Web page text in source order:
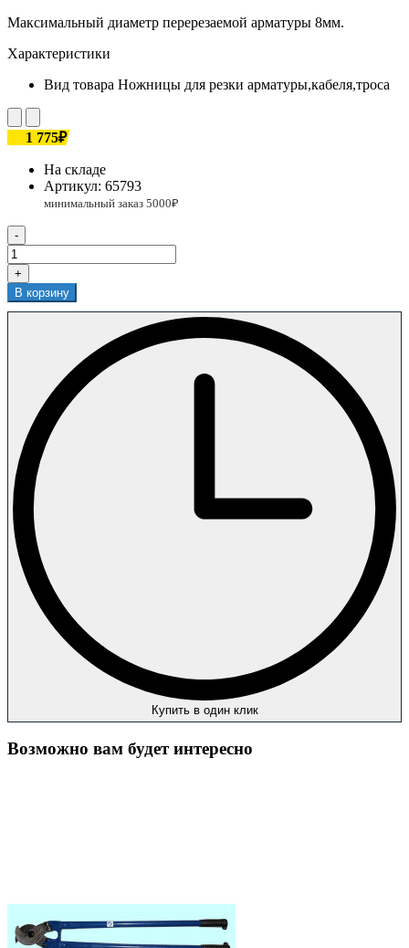
Максимальный диаметр перерезаемой арматуры 8мм.
Характеристики
Вид товара Ножницы для резки арматуры,кабеля,троса
1 775₽
На складе
Артикул: 65793
-
+
В корзину
Купить в один клик
Возможно вам будет интересно